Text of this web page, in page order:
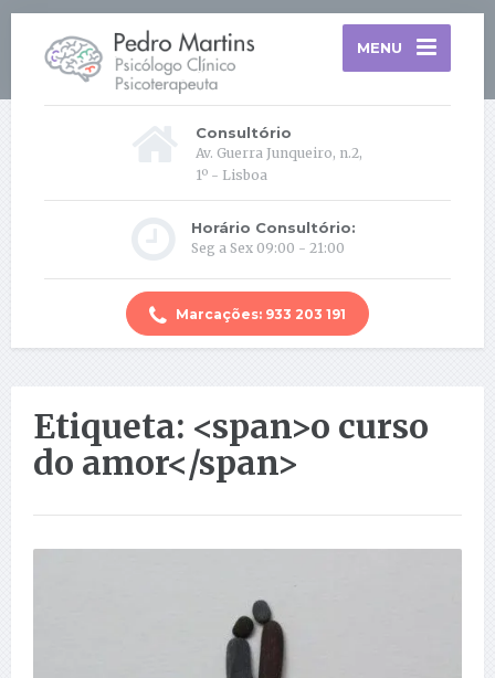
MENU
Consultório
Av. Guerra Junqueiro, n.2,
1º - Lisboa
Horário Consultório:
Seg a Sex 09:00 - 21:00
Marcações: 933 203 191
Etiqueta: <span>o curso
do amor</span>